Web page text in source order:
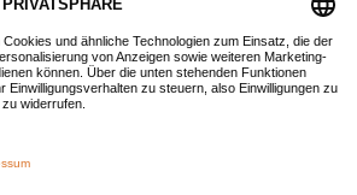
Entwicklung (EFRE) gefördert.